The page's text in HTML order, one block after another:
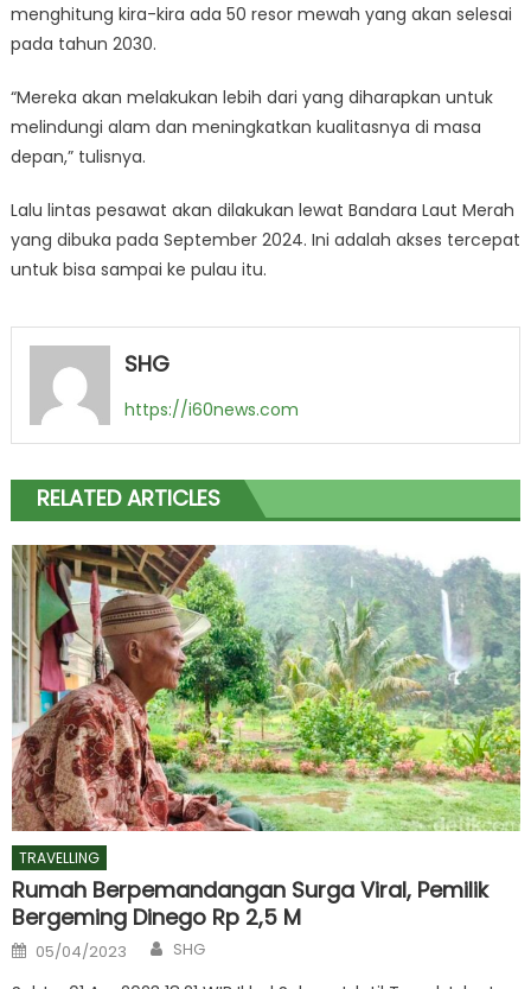
menghitung kira-kira ada 50 resor mewah yang akan selesai
pada tahun 2030.
“Mereka akan melakukan lebih dari yang diharapkan untuk
melindungi alam dan meningkatkan kualitasnya di masa
depan,” tulisnya.
Lalu lintas pesawat akan dilakukan lewat Bandara Laut Merah
yang dibuka pada September 2024. Ini adalah akses tercepat
untuk bisa sampai ke pulau itu.
SHG
https://i60news.com
RELATED ARTICLES
TRAVELLING
Rumah Berpemandangan Surga Viral, Pemilik
Bergeming Dinego Rp 2,5 M
Posted
on
05/04/2023 Author
SHG